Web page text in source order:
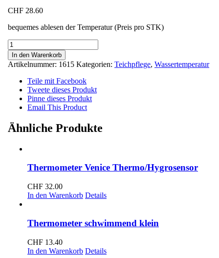
CHF 28.60
bequemes ablesen der Temperatur (Preis pro STK)
Thermometer
schwimmend
gross
blau
Menge
In den Warenkorb
Artikelnummer: 1615 Kategorien: Teichpflege, Wassertemperatur
Teile mit Facebook
Tweete dieses Produkt
Pinne dieses Produkt
Email This Product
Ähnliche Produkte
Thermometer Venice Thermo/Hygrosensor
CHF 32.00
In den Warenkorb Details
Thermometer schwimmend klein
CHF 13.40
In den Warenkorb Details